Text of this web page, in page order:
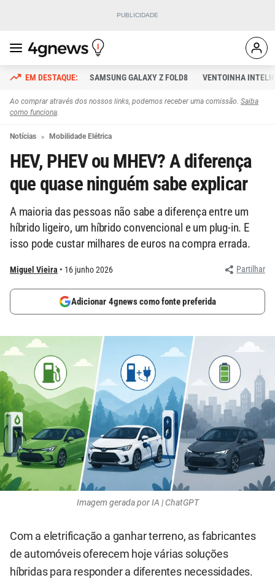
SAMSUNG GALAXY Z FOLD8 VENTOINHA
Ao comprar através dos nossos links, podemos receber uma comissão. Saiba
como funciona.
Notícias Mobilidade Elétrica
HEV, PHEV ou MHEV? A diferença
que quase ninguém sabe explicar
A maioria das pessoas não sabe a diferença entre um
híbrido ligeiro, um híbrido convencional e um plug-in. E
isso pode custar milhares de euros na compra errada.
Miguel Vieira 16 junho 2026 Partilhar
Adicionar 4gnews como fonte preferida
Imagem gerada por IA | ChatGPT
Com a eletrificação a ganhar terreno, as fabricantes
de automóveis oferecem hoje várias soluções
híbridas para responder a diferentes necessidades.